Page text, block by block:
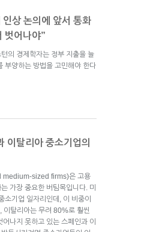
상 논의에 앞서 통화
벗어나야”
의 경제학자는 정부 지출을 늘
부양하는 방법을 고민해야 한다
이탈리아 중소기업의
medium-sized firms)은 고용
가장 중요한 버팀목입니다. 미
기업 일자리인데, 이 비중이
탈리아는 무려 80%로 훨씬
나지 못하고 있는 스페인과 이